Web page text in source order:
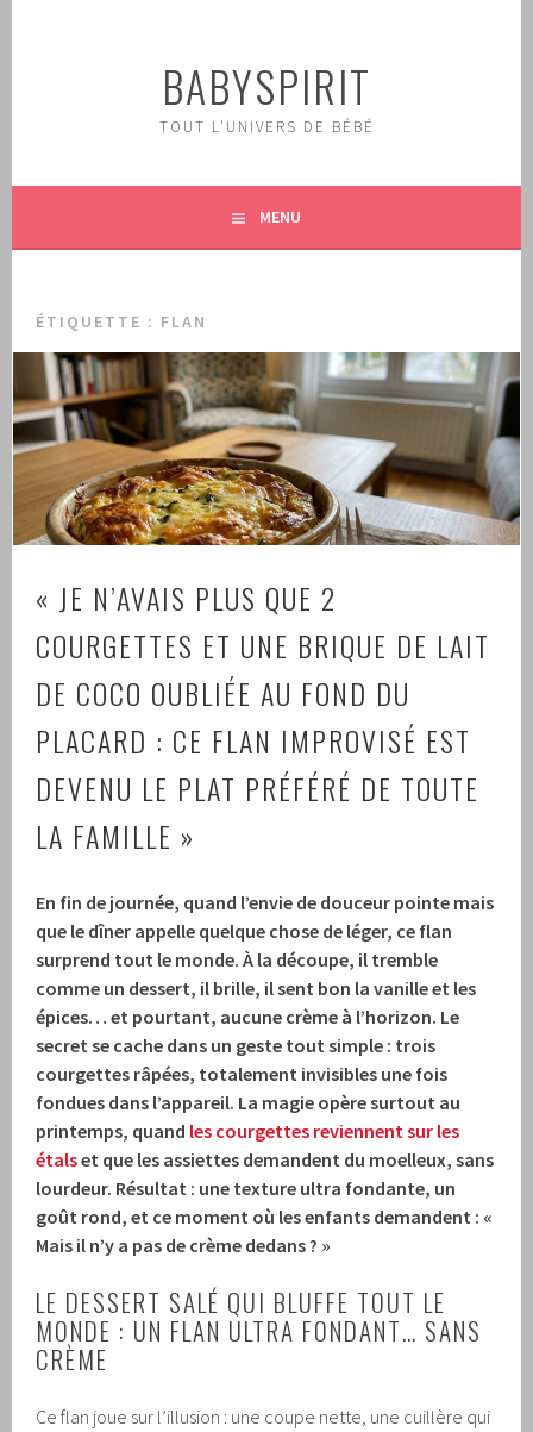
BABYSPIRIT
TOUT L'UNIVERS DE BÉBÉ
MENU
ÉTIQUETTE : FLAN
« JE N’AVAIS PLUS QUE 2
COURGETTES ET UNE BRIQUE DE LAIT
DE COCO OUBLIÉE AU FOND DU
PLACARD : CE FLAN IMPROVISÉ EST
DEVENU LE PLAT PRÉFÉRÉ DE TOUTE
LA FAMILLE »
En fin de journée, quand l’envie de douceur pointe mais
que le dîner appelle quelque chose de léger, ce flan
surprend tout le monde. À la découpe, il tremble
comme un dessert, il brille, il sent bon la vanille et les
épices… et pourtant, aucune crème à l’horizon. Le
secret se cache dans un geste tout simple : trois
courgettes râpées, totalement invisibles une fois
fondues dans l’appareil. La magie opère surtout au
printemps, quand les courgettes reviennent sur les
étalset que les assiettes demandent du moelleux, sans
lourdeur. Résultat : une texture ultra fondante, un
goût rond, et ce moment où les enfants demandent : «
Mais il n’y a pas de crème dedans ? »
LE DESSERT SALÉ QUI BLUFFE TOUT LE
MONDE : UN FLAN ULTRA FONDANT… SANS
CRÈME
Ce flan joue sur l’illusion : une coupe nette, une cuillère qui